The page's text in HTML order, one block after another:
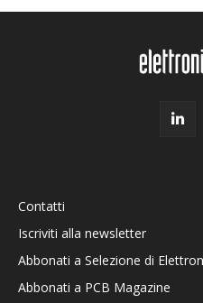
Contatti
Iscriviti alla newsletter
Abbonati a Selezione di
Abbonati a PCB Magazine